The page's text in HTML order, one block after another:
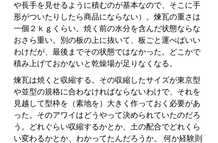
や長手を見せるように積むのが基本なので、そこに手
形がついたりしたら商品にならない）。煉瓦の重さは
一個２ｋｇくらい。焼く前の水分を含んだ状態ならな
おさら重い。別の板の上に抜いて、板ごと運べばいい
わけだが、最後までその状態ではなかった。どこかで
積み上げておかないと乾燥場が足りなくなる。
煉瓦は焼くと収縮する。その収縮したサイズが東京型
や並型の規格に合わなければならないわけで、それを
見越して型枠を（素地を）大きく作っておく必要があ
った。そのアワイはどうやって決められていたのだろ
う。どれぐらい収縮するかとか、土の配合でどれくら
い変わるかとか、わかってたんだろうか。 何か経験則